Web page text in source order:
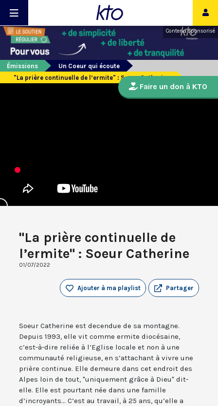
Contenu sponsorisé
Émissions
Un Coeur qui écoute
"La prière continuelle de l’ermite" : Soeur Catherine
"La prière continuelle de
l’ermite" : Soeur Catherine
01/07/2022
Partager
Ajouter à ma playlist
Soeur Catherine est decendue de sa montagne.
Depuis 1993, elle vit comme ermite diocésaine,
c’est-à-dire reliée à l’Eglise locale et non à une
communauté religieuse, en s’attachant à vivre une
prière continue. Elle demeure dans cet endroit des
Alpes loin de tout, "uniquement grâce à Dieu" dit-
elle. Elle est pourtant née dans une famille
d’incroyants... C’est au travail, à 25 ans, qu’elle a
Faire un don à KTO